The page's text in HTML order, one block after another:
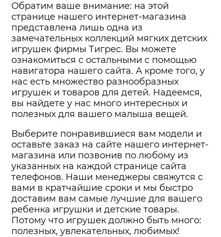
Обратим ваше внимание: на этой
странице нашего интернет-магазина
представлена лишь одна из
замечательных коллекций мягких детских
игрушек фирмы Тигрес. Вы можете
ознакомиться с остальными с помощью
навигатора нашего сайта. А кроме того, у
нас есть множество разнообразных
игрушек и товаров для детей. Надеемся,
вы найдете у нас много интересных и
полезных для вашего малыша вещей.
Выберите понравившиеся вам модели и
оставьте заказ на сайте нашего интернет-
магазина или позвонив по любому из
указанных на каждой странице сайта
телефонов. Наши менеджеры свяжутся с
вами в кратчайшие сроки и мы быстро
доставим вам самые лучшие для вашего
ребенка игрушки и детские товары.
Потому что игрушек должно быть много:
полезных, увлекательных, любимых!